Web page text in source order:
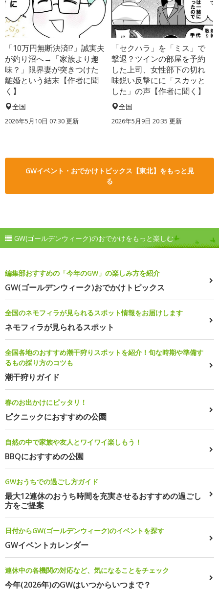
「10万円無断決済!?」誠実夫
が釣り沼へ→「家族より趣
味？」限界妻が突きつけた
離婚という結末【作者に聞
く】
全国
2026年5月10日 07:30 更新
「セクハラ」を「ミス」で
撃退？ツインの部屋を予約
した上司、女性部下の切れ
味鋭い反撃にに「スカッと
した」の声【作者に聞く】
全国
2026年5月9日 20:35 更新
GWイベント・おでかけトピックス【東北】をもっと見
る
GW(ゴールデンウィーク)のおでかけをもっと楽しむ
編集部おすすめの「今年のGW」の楽しみ方を紹介
GW(ゴールデンウィーク)おでかけトピックス
全国のネモフィラが見られるスポット情報をお届けします
ネモフィラが見られるスポット
全国各地のおすすめ潮干狩りスポットを紹介！旬な時期や準備す
るもの採り方のコツも
潮干狩りガイド
春のお出かけにピッタリ！
ピクニックにおすすめの公園
自然の中で家族や友人とワイワイ楽しもう！
BBQにおすすめの公園
GWおうちでの過ごし方ガイド
最大12連休のおうち時間を充実させるおすすめの過ごし
方をご提案
日付からGW(ゴールデンウィーク)のイベントを探す
GWイベントカレンダー
連休中の各機関の対応など、気になることをチェック
今年(2026年)のGWはいつからいつまで？